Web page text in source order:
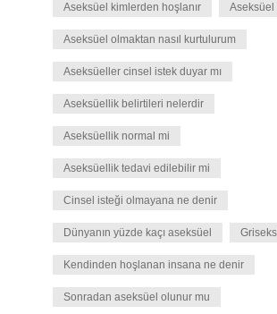
Aseksüel kimlerden hoşlanır Aseksüel
Aseksüel olmaktan nasıl kurtulurum
Aseksüeller cinsel istek duyar mı
Aseksüellik belirtileri nelerdir
Aseksüellik normal mi
Aseksüellik tedavi edilebilir mi
Cinsel isteği olmayana ne denir
Dünyanın yüzde kaçı aseksüel
Kendinden hoşlanan insana ne denir
Sonradan aseksüel olunur mu